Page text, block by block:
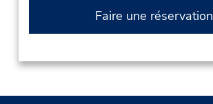
Faire une réservation